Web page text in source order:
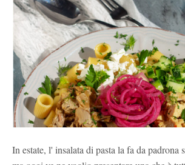
In estate, l' insalata di pasta la fa da padrona